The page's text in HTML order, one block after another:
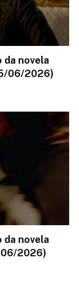
da novela
06/2026)
da novela
06/2026)